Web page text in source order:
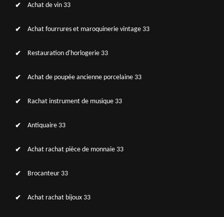
Achat de vin 33
Achat fourrures et maroquinerie vintage 33
Restauration d'horlogerie 33
Achat de poupée ancienne porcelaine 33
Rachat instrument de musique 33
Antiquaire 33
Achat rachat pièce de monnaie 33
Brocanteur 33
Achat rachat bijoux 33